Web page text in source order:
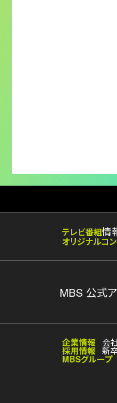
テレビ番組情
オリジナルコ
MBS 公式
企業情報 会
採用情報 新
MBSグループ